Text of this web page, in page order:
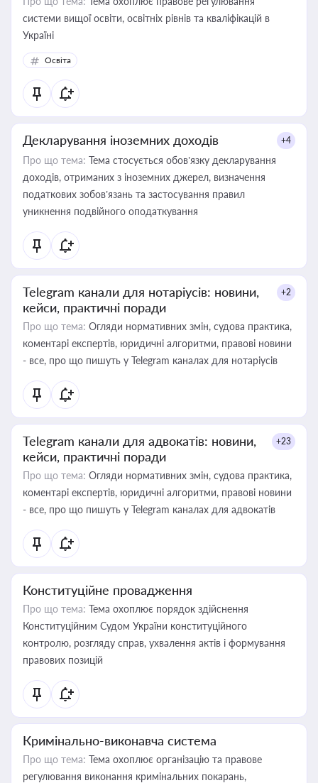
системи вищої освіти, освітніх рівнів та кваліфікацій в
Україні
Освіта
Декларування іноземних доходів +4
Про що тема: Тема стосується обов’язку декларування
доходів, отриманих з іноземних джерел, визначення
податкових зобов’язань та застосування правил
уникнення подвійного оподаткування
Telegram канали для нотаріусів: новини,
кейси, практичні поради
+2
Про що тема: Огляди нормативних змін, судова практика,
коментарі експертів, юридичні алгоритми, правові новини
- все, про що пишуть у Telegram каналах для нотаріусів
Telegram канали для адвокатів: новини,
кейси, практичні поради
+23
Про що тема: Огляди нормативних змін, судова практика,
коментарі експертів, юридичні алгоритми, правові новини
- все, про що пишуть у Telegram каналах для адвокатів
Конституційне провадження
Про що тема: Тема охоплює порядок здійснення
Конституційним Судом України конституційного
контролю, розгляду справ, ухвалення актів і формування
правових позицій
Кримінально-виконавча система
Про що тема: Тема охоплює організацію та правове
регулювання виконання кримінальних покарань,